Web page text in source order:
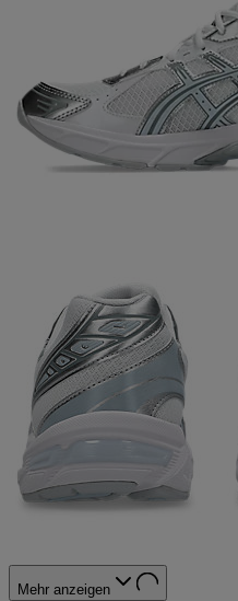
Mehr anzeigen